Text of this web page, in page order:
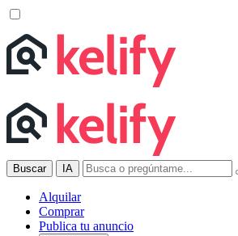
Buscar IA
Alquilar
Comprar
Publica tu anuncio